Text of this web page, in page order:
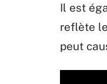
Il est
reflète
peut